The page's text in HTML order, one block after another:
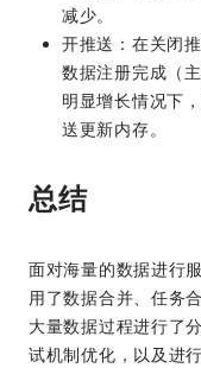
减少。
开推送：在关闭
数据注册完成（
明显增长情况下
送更新内存。
总结
面对海量的数据进行
用了数据合并、任务
大量数据过程进行了
试机制优化，以及进